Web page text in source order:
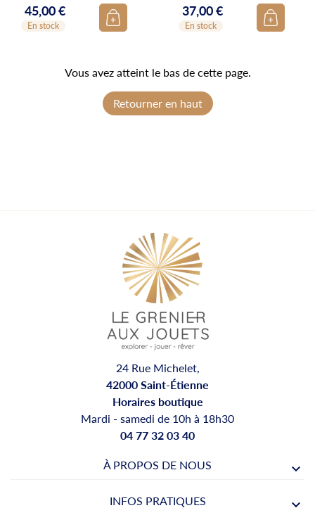
Prix
45,00 €
En stock
Prix
37,00 €
En stock
Vous avez atteint le bas de cette page.
Retourner en haut
24 Rue Michelet,
42000 Saint-Étienne
Horaires boutique
Mardi - samedi de 10h à 18h30
04 77 32 03 40
À PROPOS DE NOUS
INFOS PRATIQUES